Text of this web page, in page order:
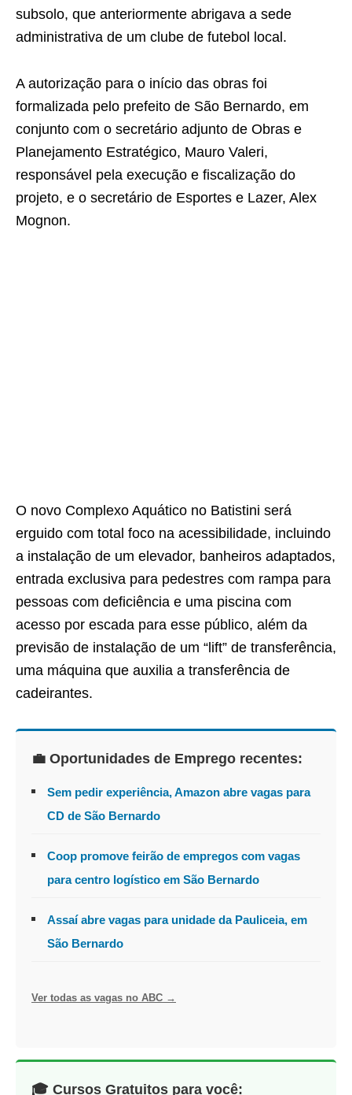
subsolo, que anteriormente abrigava a sede
administrativa de um clube de futebol local.
A autorização para o início das obras foi
formalizada pelo prefeito de São Bernardo, em
conjunto com o secretário adjunto de Obras e
Planejamento Estratégico, Mauro Valeri,
responsável pela execução e fiscalização do
projeto, e o secretário de Esportes e Lazer, Alex
Mognon.
O novo Complexo Aquático no Batistini será
erguido com total foco na acessibilidade, incluindo
a instalação de um elevador, banheiros adaptados,
entrada exclusiva para pedestres com rampa para
pessoas com deficiência e uma piscina com
acesso por escada para esse público, além da
previsão de instalação de um “lift” de transferência,
uma máquina que auxilia a transferência de
cadeirantes.
💼 Oportunidades de Emprego recentes:
Sem pedir experiência, Amazon abre vagas para
CD de São Bernardo
Coop promove feirão de empregos com vagas
para centro logístico em São Bernardo
Assaí abre vagas para unidade da Pauliceia, em
São Bernardo
Ver todas as vagas no ABC →
🎓 Cursos Gratuitos para você: